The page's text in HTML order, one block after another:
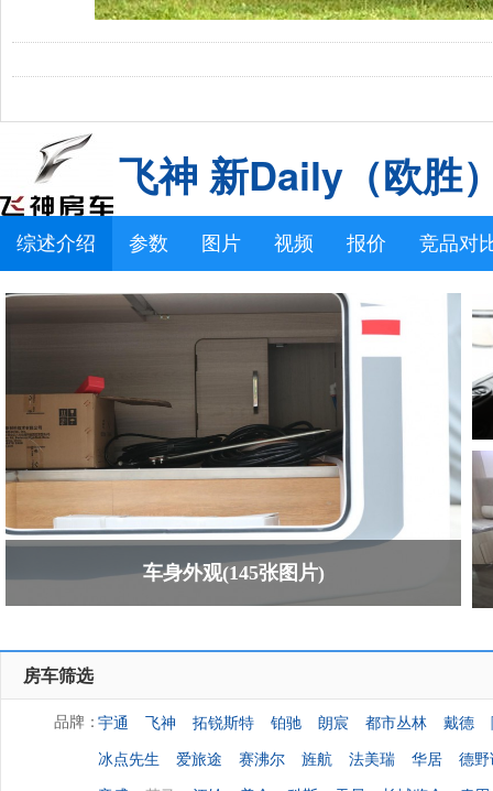
飞神 新Daily（欧胜
综述介绍 参数 图片 视频 报价 竞品对
车身外观(145张图片)
房车筛选
品牌：宇通 飞神 拓锐斯特 铂驰 朗宸 都市丛林 戴德
冰点先生
爱旅途 赛沸尔 旌航 法美瑞 华居
德